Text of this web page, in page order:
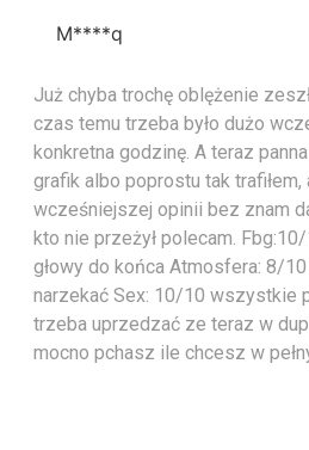
M****q
Już chyba trochę oblężenie
czas temu trzeba było dużo
konkretna godzinę. A teraz
grafik albo poprostu tak trafiłem,
wcześniejszej opinii bez znam
kto nie przeżył polecam.
głowy do końca Atmosfera: 8/
narzekać Sex: 10/10 wszystkie
trzeba uprzedzać ze teraz w
mocno pchasz ile chcesz w